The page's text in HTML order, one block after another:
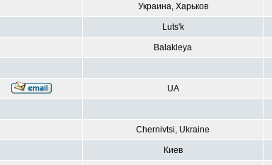
Украина, Харьков
Luts'k
Balakleya
UA
Chernivtsi, Ukraine
Киев